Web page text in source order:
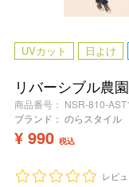
UVカット 日よけ
リバーシブル農
商品番号
NSR-810-AST1
ブランド： のらスタイル
¥ 990 税込
レビ